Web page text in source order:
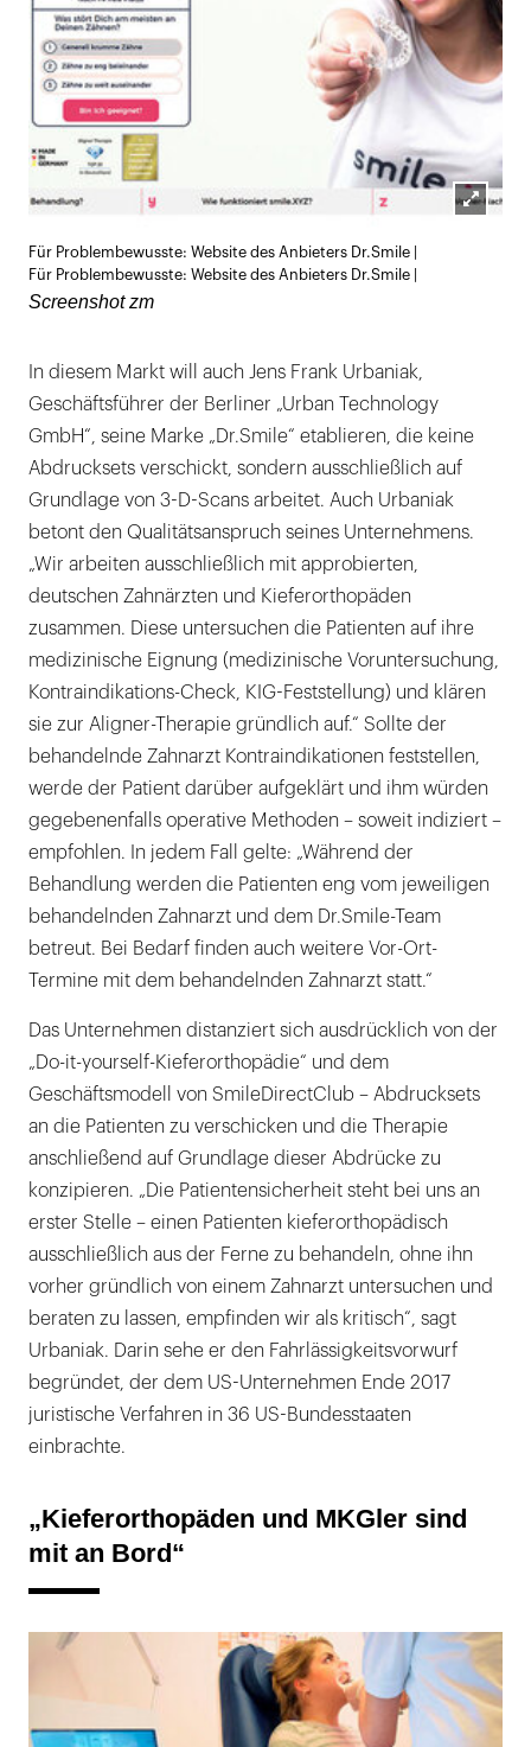
Für Problembewusste: Website des Anbieters Dr.Smile |
Für Problembewusste: Website des Anbieters Dr.Smile |
Screenshot zm
In diesem Markt will auch Jens Frank Urbaniak,
Geschäftsführer der Berliner „Urban Technology
GmbH“, seine Marke „Dr.Smile“ etablieren, die keine
Abdrucksets verschickt, sondern ausschließlich auf
Grundlage von 3-D-Scans arbeitet. Auch Urbaniak
betont den Qualitätsanspruch seines Unternehmens.
„Wir arbeiten ausschließlich mit approbierten,
deutschen Zahnärzten und Kieferorthopäden
zusammen. Diese untersuchen die Patienten auf ihre
medizinische Eignung (medizinische Voruntersuchung,
Kontraindikations-Check, KIG-Feststellung) und klären
sie zur Aligner-Therapie gründlich auf.“ Sollte der
behandelnde Zahnarzt Kontraindikationen feststellen,
werde der Patient darüber aufgeklärt und ihm würden
gegebenenfalls operative Methoden – soweit indiziert –
empfohlen. In jedem Fall gelte: „Während der
Behandlung werden die Patienten eng vom jeweiligen
behandelnden Zahnarzt und dem Dr.Smile-Team
betreut. Bei Bedarf finden auch weitere Vor-Ort-
Termine mit dem behandelnden Zahnarzt statt.“
Das Unternehmen distanziert sich ausdrücklich von der
„Do-it-yourself-Kieferorthopädie“ und dem
Geschäftsmodell von SmileDirectClub – Abdrucksets
an die Patienten zu verschicken und die Therapie
anschließend auf Grundlage dieser Abdrücke zu
konzipieren. „Die Patientensicherheit steht bei uns an
erster Stelle – einen Patienten kieferorthopädisch
ausschließlich aus der Ferne zu behandeln, ohne ihn
vorher gründlich von einem Zahnarzt untersuchen und
beraten zu lassen, empfinden wir als kritisch“, sagt
Urbaniak. Darin sehe er den Fahrlässigkeitsvorwurf
begründet, der dem US-Unternehmen Ende 2017
juristische Verfahren in 36 US-Bundesstaaten
einbrachte.
„Kieferorthopäden und MKGler sind
mit an Bord“